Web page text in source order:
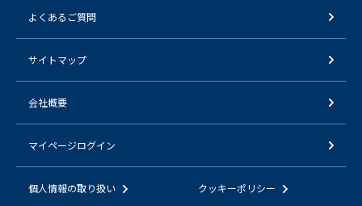
よくあるご質問
サイトマップ
会社概要
マイページログイン
個人情報の取り扱い クッキーポリシー